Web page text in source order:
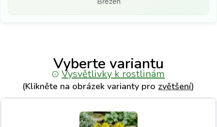
Vyberte variantu
Vysvětlivky k rostlinám
(Klikněte na obrázek varianty pro zvětšení)